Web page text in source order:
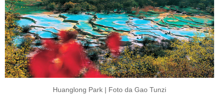
Huanglong Park | Foto da Gao Tunzi